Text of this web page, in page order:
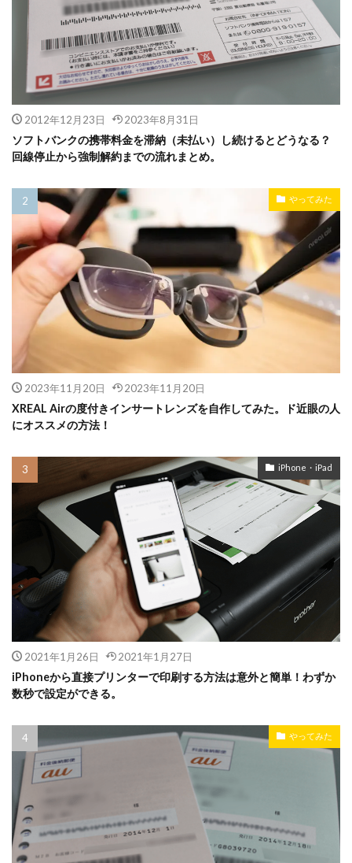
2012年12月23日 2023年8月31日
ソフトバンクの携帯料金を滞納（未払い）し続けるとどうなる？
回線停止から強制解約までの流れまとめ。
やってみた
2023年11月20日 2023年11月20日
XREAL Airの度付きインサートレンズを自作してみた。ド近眼の人
にオススメの方法！
iPhone・iPad
2021年1月26日 2021年1月27日
iPhoneから直接プリンターで印刷する方法は意外と簡単！わずか
数秒で設定ができる。
やってみた